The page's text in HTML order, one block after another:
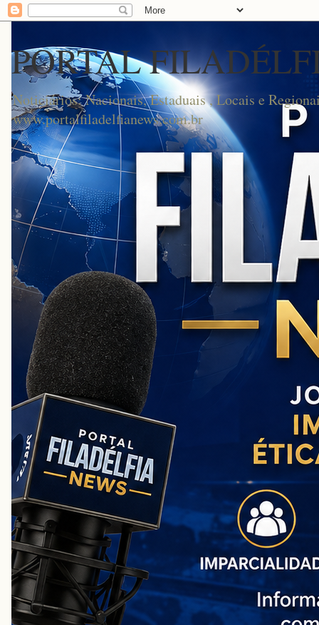
PORTAL
Noticiários: Nacionais, Estaduais , Locais e
www.portalfiladelfianews.com.br